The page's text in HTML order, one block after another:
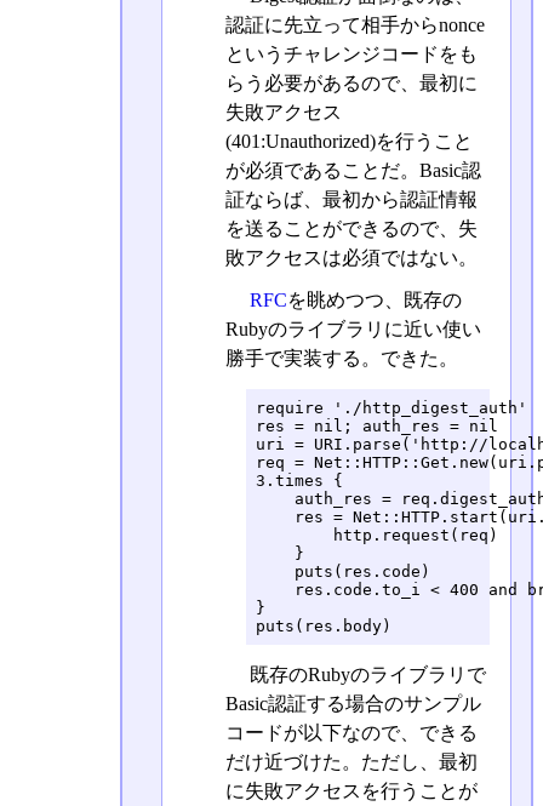
認証に先立って相手からnonce
というチャレンジコードをも
らう必要があるので、最初に
失敗アクセス
(401:Unauthorized)を行うこと
が必須であることだ。Basic認
証ならば、最初から認証情報
を送ることができるので、失
敗アクセスは必須ではない。
RFCを眺めつつ、既存の
Rubyのライブラリに近い使い
勝手で実装する。できた。
require './http_digest_auth'
res = nil; auth_res = nil
uri = URI.parse('http://
req =
3.times {
auth_res =
res =
        http.request(req)
    }
    puts(res.code)
res.code.to_i < 400 and
}
puts(res.body)
既存のRubyのライブラリで
Basic認証する場合のサンプル
コードが以下なので、できる
だけ近づけた。ただし、最初
に失敗アクセスを行うことが